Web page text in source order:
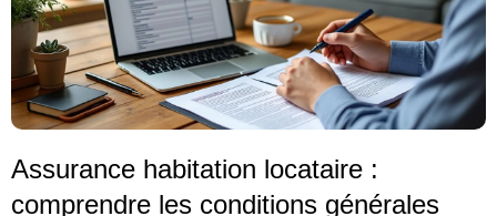
Assurance habitation locataire :
comprendre les conditions générales